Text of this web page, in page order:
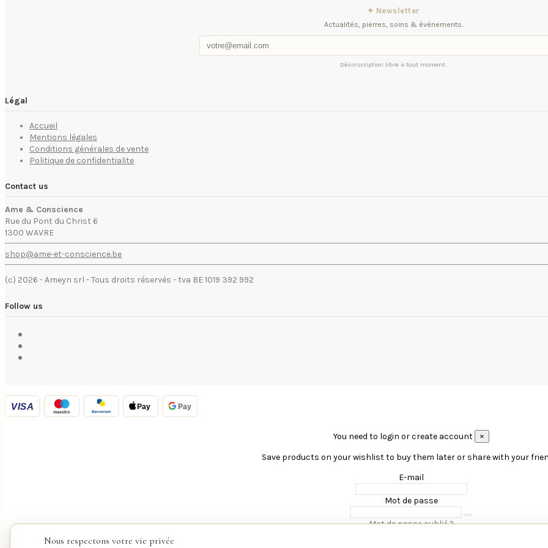
✦ Newsletter
Actualités, pierres, soins & événements.
Désinscription libre à tout moment.
Légal
Accueil
Mentions légales
Conditions générales de vente
Politique de confidentialite
Contact us
Ame & Conscience
Rue du Pont du Christ 6
1300 WAVRE
shop@ame-et-conscience.be
(c) 2026 - Ameyn srl - Tous droits réservés - tva BE 1019 392 992
Follow us
VISA
maestro Bancontact
Pay Pay
You need to login or create account ×
Save products on your wishlist to buy them later or share with your
E-mail
Mot de passe
Mot de passe oublié ?
Nous respectons votre vie privée